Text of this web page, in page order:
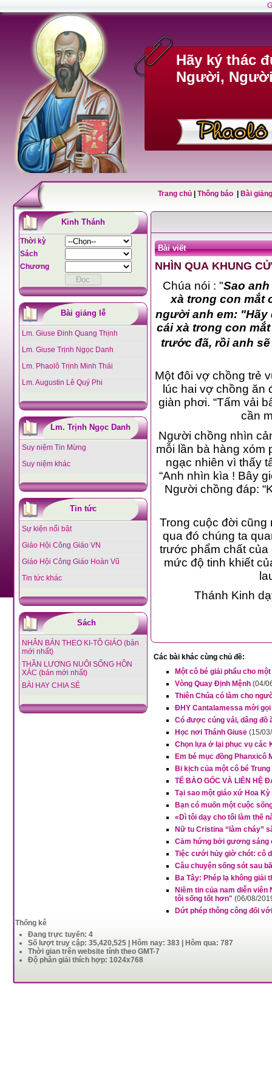
Hãy ký thác
Người,
Trang chủ Thông báo Bài
Kinh Thánh
Thời kỳ
Sách
Chương
Bài giảng lễ
Lm. Giuse Đinh Quang Thịnh
Lm. Giuse Trịnh Ngọc Danh
Lm. Phaolô Trịnh Minh Thái
Lm. Augustin Lê Quý Phi
Lm. Trịnh Ngọc Danh
Suy niệm Tin Mừng
Suy niệm khác
Tin tức
Sự kiện nổi bật
Giáo Hội Công Giáo VN
Giáo Hội Công Giáo Hoàn Vũ
Tin tức khác
Sách
NHÂN BẢN THEO KI-TÔ GIÁO (bản
mới nhất)
THẦN LƯƠNG NUÔI SỐNG HỒN
XÁC (bản mới nhất)
BÀI HAY CHIA SẺ
Bài viết
NHÌN QUA KHUNG
Chúa nói : "Sao
xà trong con
người anh em: "Hãy
cái xà trong con
trước đã, rồi anh
Một đôi vợ chồng trẻ
lúc hai vợ chồng ăn
giàn phơi. “Tấm vải
cần
Người chồng nhìn
mỗi lần bà hàng xóm
ngạc nhiên vì thấy
“Anh nhìn kìa ! Bây
Người chồng đáp:
Trong cuộc đời
qua đó chúng ta
trước phẩm chất của
mức độ tinh khiết
Thánh Kinh
Các bài khác cùng chủ đề:
Một cô bé giải phẩu cho
Vòng Quay Định Mệnh (04/
Thiên Chúa có làm cho
ĐHY Cantalamessa mời gọi
Có được cúng vái, dâng đồ
Học nơi Thánh Giuse (15/
Chọn lựa ở lại phục vụ các
Em bé mục đồng
Bi kịch của một cô bé
TẾ BÀO GỐC VÀ LIÊN HỆ
Tại sao một giáo xứ Hoa
Bạn có muốn một cuộc
«Dì tôi dạy cho tôi làm thế
Nữ tu Cristina “làm cháy”
Cảm hứng bởi gương sáng
Tiệc cưới hủy giờ chót: cô
Câu chuyện sống sót sau
Ba Tây: Phép lạ không giải
Niềm tin của nam diễn viên
tôi sống tốt hơn" (06/08/
Dứt phép thông công đối
Thống kê
Đang trực tuyến: 4
Số lượt truy cập: 35,420,525 | Hôm nay: 383 | Hôm qua: 787
Thời gian trên website tính theo GMT-7
Độ phân giải thích hợp: 1024x768